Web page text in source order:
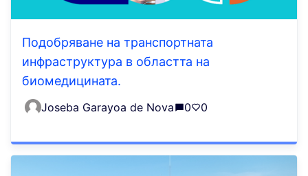
Подобряване на транспортната
инфраструктура в областта на
биомедицината.
Joseba Garayoa de Nova 0 0